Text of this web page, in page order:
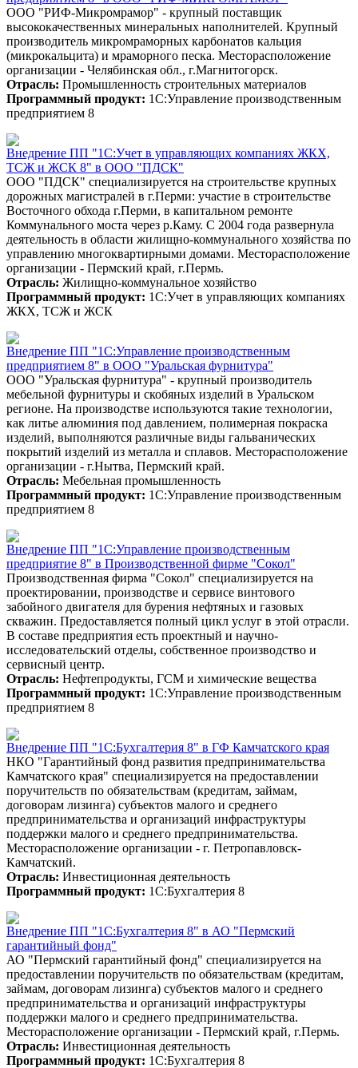
ООО "РИФ-Микромрамор" - крупный поставщик
высококачественных минеральных наполнителей. Крупный
производитель микромраморных карбонатов кальция
(микрокальцита) и мраморного песка. Месторасположение
организации - Челябинская обл., г.Магнитогорск.
Отрасль: Промышленность строительных материалов
Программный продукт: 1С:Управление производственным
предприятием 8
Внедрение ПП "1С:Учет в управляющих компаниях ЖКХ,
ТСЖ и ЖСК 8" в ООО "ПДСК"
ООО "ПДСК" специализируется на строительстве крупных
дорожных магистралей в г.Перми: участие в строительстве
Восточного обхода г.Перми, в капитальном ремонте
Коммунального моста через р.Каму. С 2004 года развернула
деятельность в области жилищно-коммунального хозяйства по
управлению многоквартирными домами. Месторасположение
организации - Пермский край, г.Пермь.
Отрасль: Жилищно-коммунальное хозяйство
Программный продукт: 1С:Учет в управляющих компаниях
ЖКХ, ТСЖ и ЖСК
Внедрение ПП "1С:Управление производственным
предприятием 8" в ООО "Уральская фурнитура"
ООО "Уральская фурнитура" - крупный производитель
мебельной фурнитуры и скобяных изделий в Уральском
регионе. На производстве используются такие технологии,
как литье алюминия под давлением, полимерная покраска
изделий, выполняются различные виды гальванических
покрытий изделий из металла и сплавов. Месторасположение
организации - г.Нытва, Пермский край.
Отрасль: Мебельная промышленность
Программный продукт: 1С:Управление производственным
предприятием 8
Внедрение ПП "1С:Управление производственным
предприятие 8" в Производственной фирме "Сокол"
Производственная фирма "Сокол" специализируется на
проектировании, производстве и сервисе винтового
забойного двигателя для бурения нефтяных и газовых
скважин. Предоставляется полный цикл услуг в этой отрасли.
В составе предприятия есть проектный и научно-
исследовательский отделы, собственное производство и
сервисный центр.
Отрасль: Нефтепродукты, ГСМ и химические вещества
Программный продукт: 1С:Управление производственным
предприятием 8
Внедрение ПП "1С:Бухгалтерия 8" в ГФ Камчатского края
НКО "Гарантийный фонд развития предпринимательства
Камчатского края" специализируется на предоставлении
поручительств по обязательствам (кредитам, займам,
договорам лизинга) субъектов малого и среднего
предпринимательства и организаций инфраструктуры
поддержки малого и среднего предпринимательства.
Месторасположение организации - г. Петропавловск-
Камчатский.
Отрасль: Инвестиционная деятельность
Программный продукт: 1С:Бухгалтерия 8
Внедрение ПП "1С:Бухгалтерия 8" в АО "Пермский
гарантийный фонд"
АО "Пермский гарантийный фонд" специализируется на
предоставлении поручительств по обязательствам (кредитам,
займам, договорам лизинга) субъектов малого и среднего
предпринимательства и организаций инфраструктуры
поддержки малого и среднего предпринимательства.
Месторасположение организации - Пермский край, г.Пермь.
Отрасль: Инвестиционная деятельность
Программный продукт: 1С:Бухгалтерия 8